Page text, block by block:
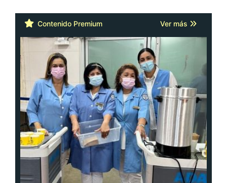
Contenido Premium Ver más